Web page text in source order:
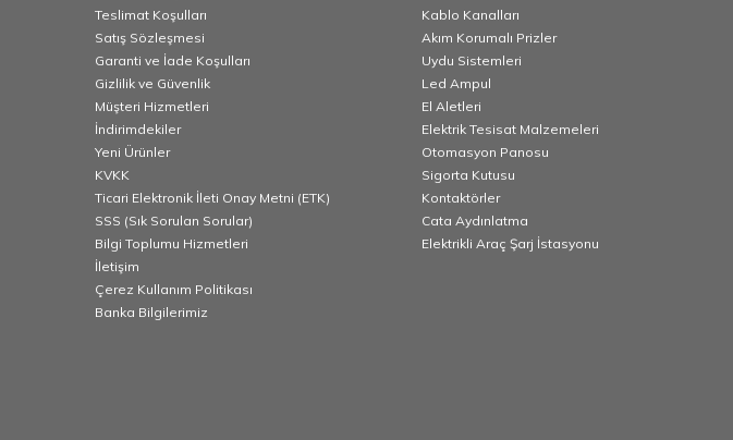
Teslimat Koşulları
Satış Sözleşmesi
Garanti ve İade Koşulları
Gizlilik ve Güvenlik
Müşteri Hizmetleri
İndirimdekiler
Yeni Ürünler
KVKK
Ticari Elektronik İleti Onay Metni (ETK)
SSS (Sık Sorulan Sorular)
Bilgi Toplumu Hizmetleri
İletişim
Çerez Kullanım Politikası
Banka Bilgilerimiz
Kablo Kanalları
Akım Korumalı Prizler
Uydu Sistemleri
Led Ampul
El Aletleri
Elektrik Tesisat Malzemeleri
Otomasyon Panosu
Sigorta Kutusu
Kontaktörler
Cata Aydınlatma
Elektrikli Araç Şarj İstasyonu